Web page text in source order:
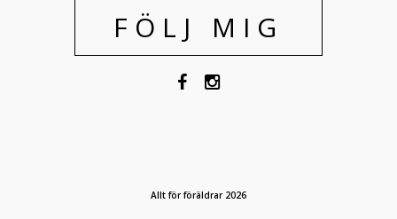
FÖLJ MIG
Allt för föräldrar 2026